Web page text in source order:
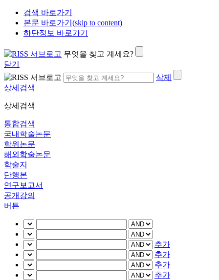
검색 바로가기
본문 바로가기(skip to content)
하단정보 바로가기
무엇을 찾고 계세요?
닫기
삭제
상세검색
상세검색
통합검색
국내학술논문
학위논문
해외학술논문
학술지
단행본
연구보고서
공개강의
버튼
추가
추가
추가
추가